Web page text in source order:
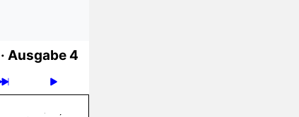
Ausgabe 4